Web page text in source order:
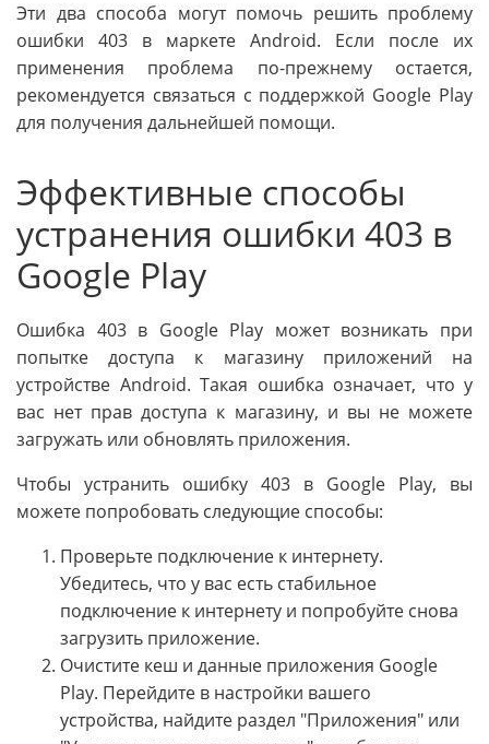
Эти два способа могут помочь решить проблему
ошибки 403 в маркете Android. Если после их
применения проблема по-прежнему остается,
рекомендуется связаться с поддержкой Google Play
для получения дальнейшей помощи.
Эффективные способы
устранения ошибки 403 в
Google Play
Ошибка 403 в Google Play может возникать при
попытке доступа к магазину приложений на
устройстве Android. Такая ошибка означает, что у
вас нет прав доступа к магазину, и вы не можете
загружать или обновлять приложения.
Чтобы устранить ошибку 403 в Google Play, вы
можете попробовать следующие способы:
Проверьте подключение к интернету.
Убедитесь, что у вас есть стабильное
подключение к интернету и попробуйте снова
загрузить приложение.
Очистите кеш и данные приложения Google
Play. Перейдите в настройки вашего
устройства, найдите раздел "Приложения" или